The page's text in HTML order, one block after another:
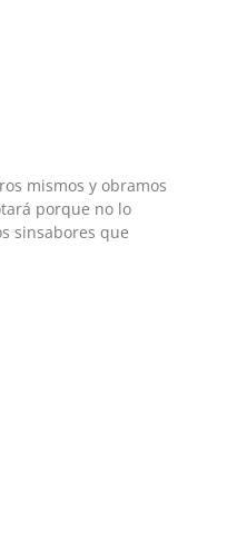
mismos y obramos
porque no lo
sinsabores que